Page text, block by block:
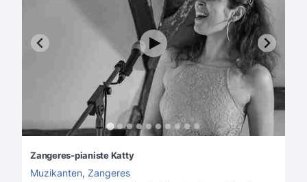
Zangeres-pianiste Katty
Muzikanten, Zangeres